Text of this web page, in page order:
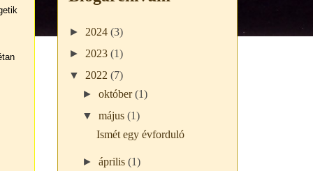
► 2024 (3)
► 2023 (1)
▼ 2022 (7)
►október(1)
▼május(1)
Ismét egy évforduló
►április(1)